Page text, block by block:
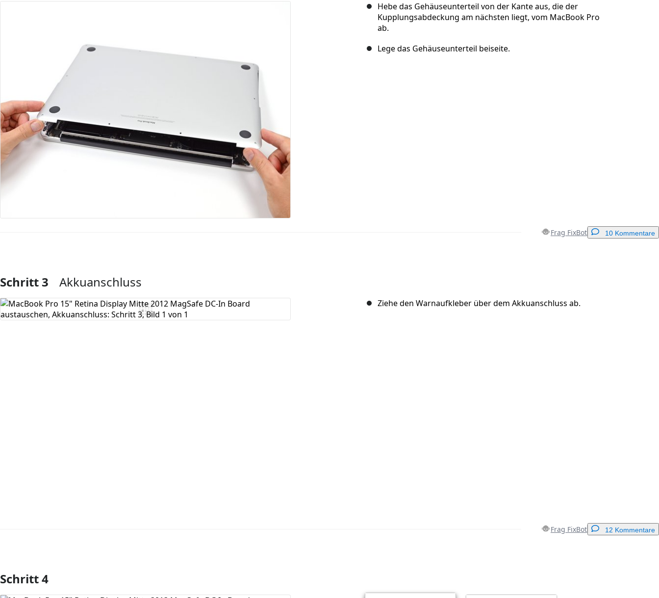
Hebe das Gehäuseunterteil von der Kante aus, die der
Kupplungsabdeckung am nächsten liegt, vom MacBook Pro
ab.
Lege das Gehäuseunterteil beiseite.
Frag FixBot 10 Kommentare
Kommentar hinzufügen
Schritt 3 Akkuanschluss
Ziehe den Warnaufkleber über dem Akkuanschluss ab.
Frag FixBot 12 Kommentare
Kommentar hinzufügen
Schritt 4